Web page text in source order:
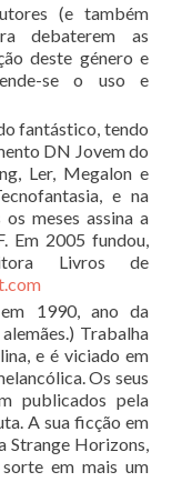
(e também
debaterem as
deste género e
se o uso e
fantástico, tendo
DN Jovem do
Ler, Megalon e
e na
meses assina a
Em 2005 fundou,
Livros de
1990, ano da
Trabalha
e é viciado em
Os seus
publicados pela
A sua ficção em
Strange Horizons,
em mais um